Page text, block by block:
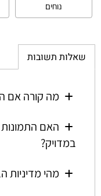
נוחים
שאלות תשובות
מה קורה אם
האם
במדויק?
מהי מדיניות